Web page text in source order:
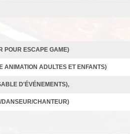
POUR ESCAPE GAME)
ADULTES ET ENFANTS)
D'ÉVÉNEMENTS),
CHANTEUR)